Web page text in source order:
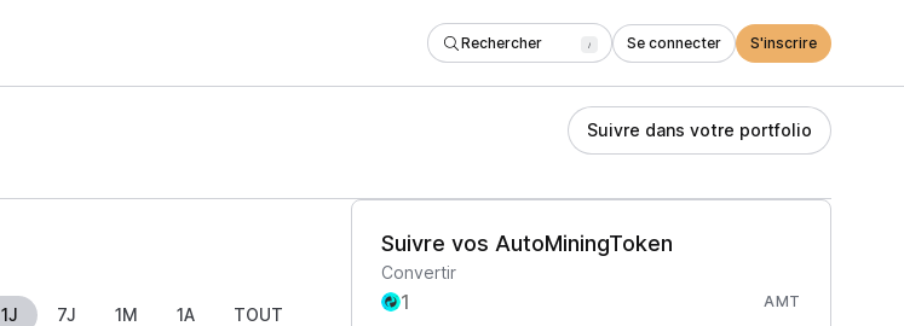
Rechercher / Se connecter S'inscrire
Suivre dans votre portfolio
1J 7J 1M 1A TOUT
Suivre vos AutoMiningToken
Convertir
AMT